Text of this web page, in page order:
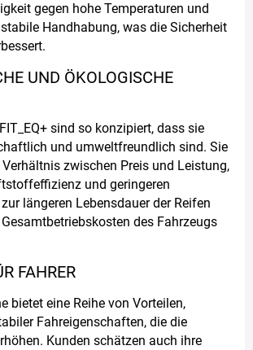
gegen hohe Temperaturen und
Handhabung, was die Sicherheit
UND ÖKOLOGISCHE
sind so konzipiert, dass sie
und umweltfreundlich sind. Sie
zwischen Preis und Leistung,
und geringeren
längeren Lebensdauer der Reifen
des Fahrzeugs
FAHRER
bietet eine Reihe von Vorteilen,
Fahreigenschaften, die die
Kunden schätzen auch ihre